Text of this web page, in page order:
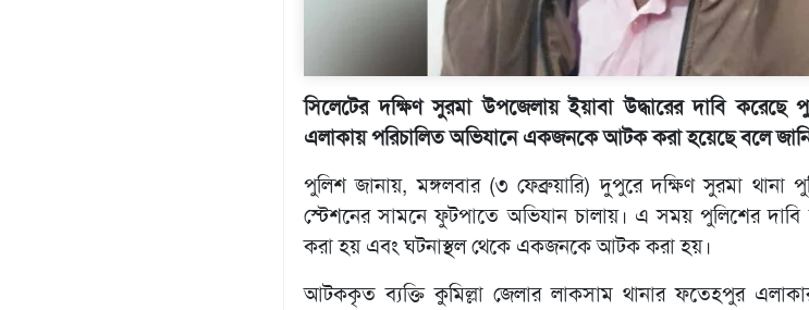
সিলেটের দক্ষিণ সুরমা উপজেলায় ইয়াবা উদ্ধারের দাবি করেছে
এলাকায় পরিচালিত অভিযানে একজনকে আটক করা হয়েছে বলে
পুলিশ জানায়, মঙ্গলবার (৩ ফেব্রুয়ারি) দুপুরে দক্ষিণ সুরমা থানা
স্টেশনের সামনে ফুটপাতে অভিযান চালায়। এ সময় পুলিশের দাবি
করা হয় এবং ঘটনাস্থল থেকে একজনকে আটক করা হয়।
আটককৃত ব্যক্তি কুমিল্লা জেলার লাকসাম থানার ফতেহপুর